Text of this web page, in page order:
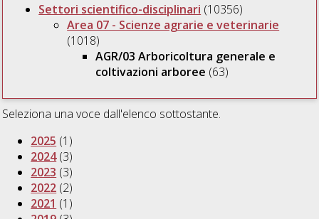
Settori scientifico-disciplinari (10356)
Area 07 - Scienze agrarie e veterinarie
(1018)
AGR/03 Arboricoltura generale e
coltivazioni arboree (63)
Seleziona una voce dall'elenco sottostante.
2025 (1)
2024(3)
2023 (3)
2022 (2)
2021 (1)